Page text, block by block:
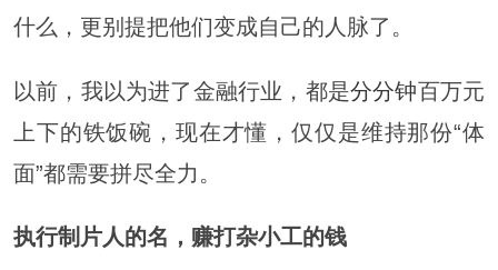
什么，更别提把他们变成自己的人脉了。
以前，我以为进了金融行业，都是分分钟百万元
上下的铁饭碗，现在才懂，仅仅是维持那份“体
面”都需要拼尽全力。
执行制片人的名，赚打杂小工的钱